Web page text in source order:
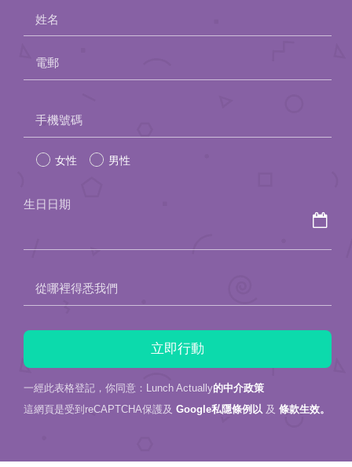
姓名
電郵
leave
this
手機號碼
女性 男性
生日日期
從哪裡得悉我們
一經此表格登記，你同意：Lunch Actually的中介政策
這網頁是受到reCAPTCHA保護及 Google私隱條例以 及 條款生效。